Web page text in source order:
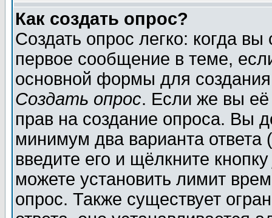
Как создать опрос?
Создать опрос легко: когда
первое сообщение в теме,
основной формы для
Создать опрос. Если же вы её
прав на создание опроса. Вы
минимум два варианта ответа
введите его и щёлкните
можете установить лимит
опрос. Также существует